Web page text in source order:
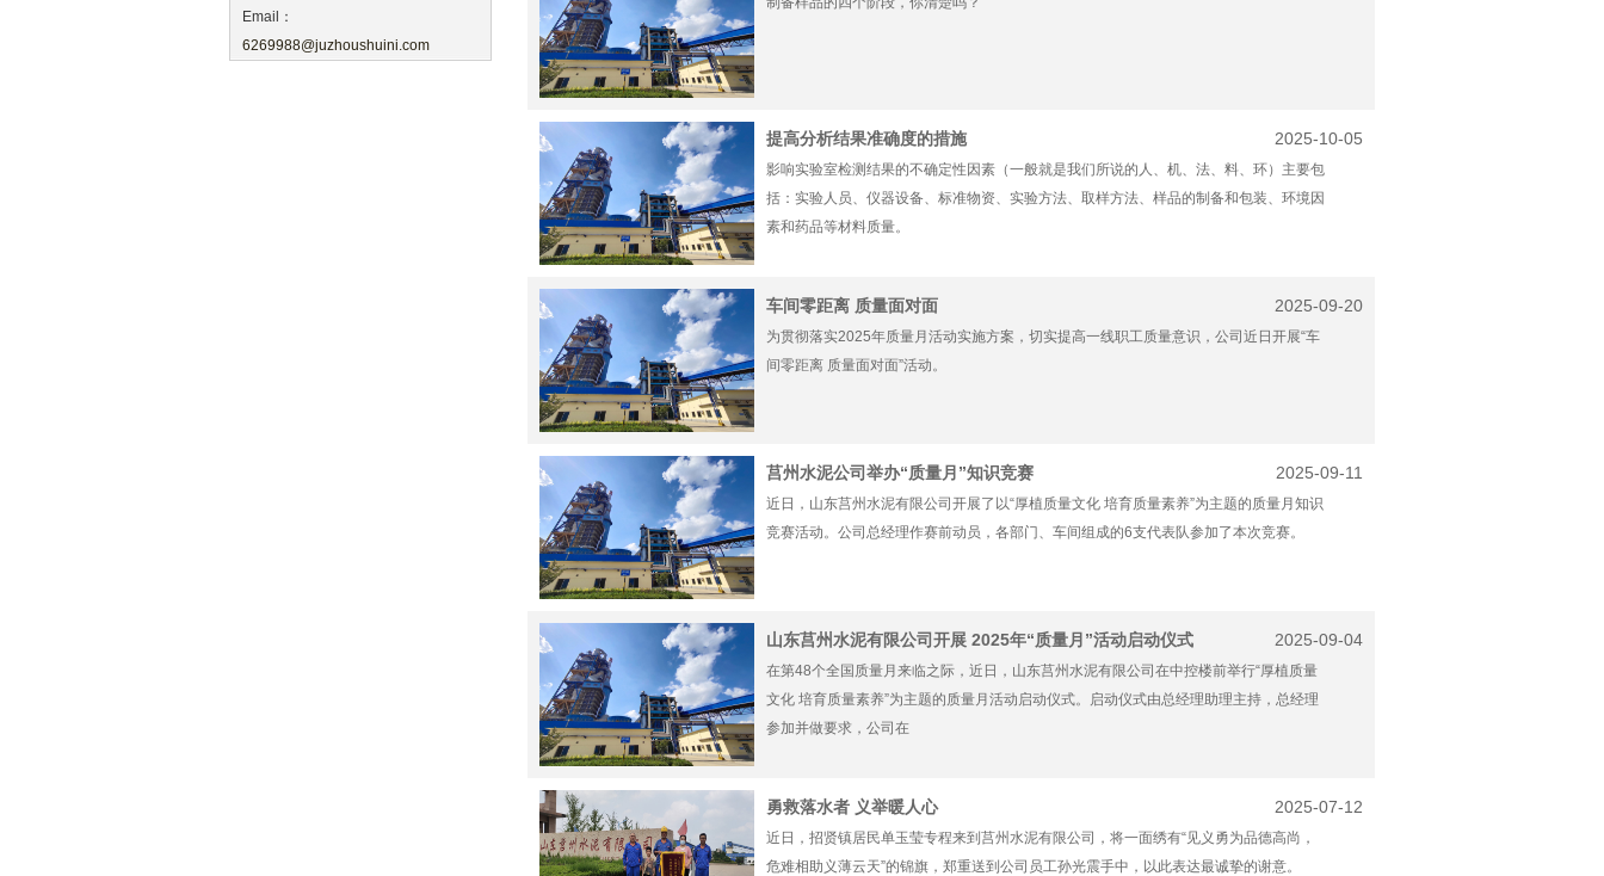
Email：
6269988@juzhoushuini.com
提高分析结果准确度的措施 2025-10-05
影响实验室检测结果的不确定性因素（一般就是我们所说的人、机、法、料、环）主要包
括：实验人员、仪器设备、标准物资、实验方法、取样方法、样品的制备和包装、环境因
素和药品等材料质量。
车间零距离 质量面对面 2025-09-20
为贯彻落实2025年质量月活动实施方案，切实提高一线职工质量意识，公司近日开展“车
间零距离 质量面对面”活动。
莒州水泥公司举办“质量月”知识竞赛 2025-09-11
近日，山东莒州水泥有限公司开展了以“厚植质量文化 培育质量素养”为主题的质量月知识
竞赛活动。公司总经理作赛前动员，各部门、车间组成的6支代表队参加了本次竞赛。
山东莒州水泥有限公司开展 2025年“质量月”活动启动仪式 2025-09-04
在第48个全国质量月来临之际，近日，山东莒州水泥有限公司在中控楼前举行“厚植质量
文化 培育质量素养”为主题的质量月活动启动仪式。启动仪式由总经理助理主持，总经理
参加并做要求，公司在
勇救落水者 义举暖人心 2025-07-12
近日，招贤镇居民单玉莹专程来到莒州水泥有限公司，将一面绣有“见义勇为品德高尚，
危难相助义薄云天”的锦旗，郑重送到公司员工孙光震手中，以此表达最诚挚的谢意。